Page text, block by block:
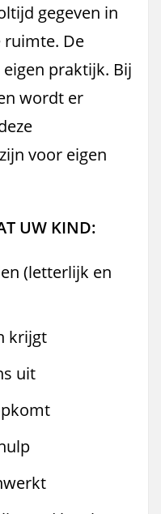
gegeven in
ruimte. De
praktijk. Bij
wordt er
voor eigen
UW KIND:
(letterlijk en
krijgt
uit